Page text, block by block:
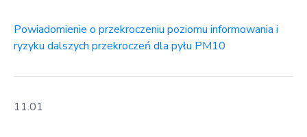
Powiadomienie o przekroczeniu poziomu informowania i
ryzyku dalszych przekroczeń dla pyłu PM10
11.01